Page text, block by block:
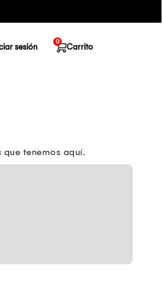
sesión Carrito
0
tenemos aquí.